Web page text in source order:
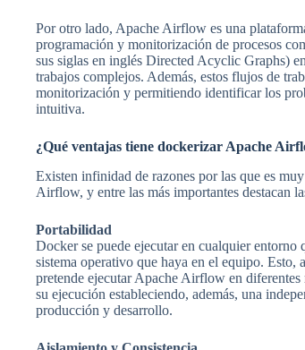
Por otro lado, Apache Airflow es una
programación y monitorización de procesos
sus siglas en inglés Directed Acyclic Graphs)
trabajos complejos. Además, estos flujos de
monitorización y permitiendo identificar los
intuitiva.
¿Qué ventajas tiene dockerizar Apache
Existen infinidad de razones por las que es
Airflow, y entre las más importantes destacan
Portabilidad
Docker se puede ejecutar en cualquier entorno
sistema operativo que haya en el equipo. Esto,
pretende ejecutar Apache Airflow en diferentes
su ejecución estableciendo, además, una
producción y desarrollo.